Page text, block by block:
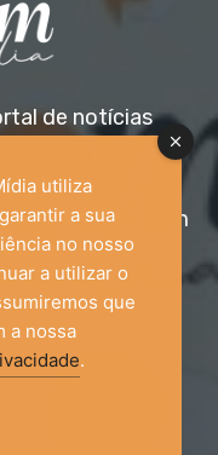
de notícias
para o público
idades. Nossa
com um
utiliza
a sua
no nosso
a utilizar o
que
a nossa
.